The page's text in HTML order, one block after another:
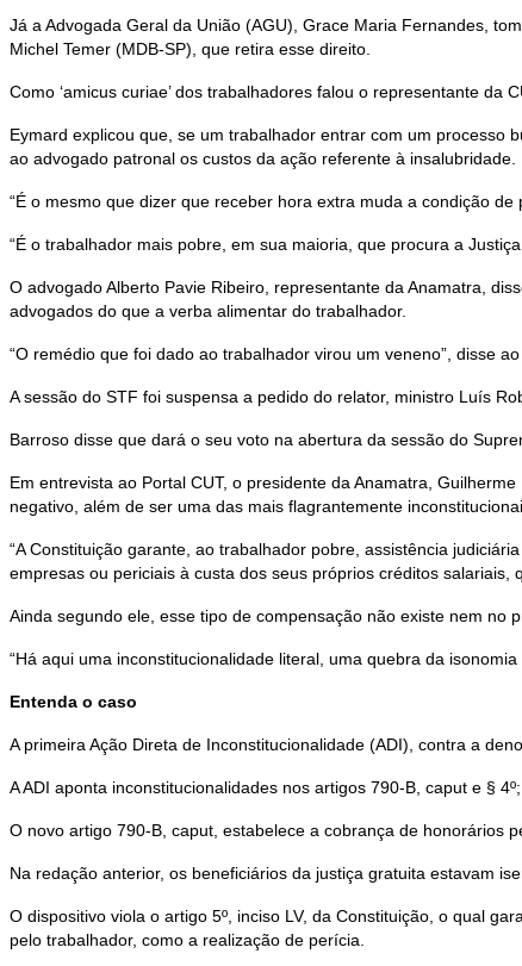
Já a Advogada Geral da União (AGU), Grace Maria Fernandes,
Michel Temer (MDB-SP), que retira esse direito.
Como ‘amicus curiae’ dos trabalhadores falou o representante
Eymard explicou que, se um trabalhador entrar com um processo
ao advogado patronal os custos da ação referente à insalubridade.
“É o mesmo que dizer que receber hora extra muda a condição
“É o trabalhador mais pobre, em sua maioria, que procura a
O advogado Alberto Pavie Ribeiro, representante da Anamatra,
advogados do que a verba alimentar do trabalhador.
“O remédio que foi dado ao trabalhador virou um veneno”, disse
A sessão do STF foi suspensa a pedido do relator, ministro Luís
Barroso disse que dará o seu voto na abertura da sessão do
Em entrevista ao Portal CUT, o presidente da Anamatra,
negativo, além de ser uma das mais flagrantemente
“A Constituição garante, ao trabalhador pobre, assistência
empresas ou periciais à custa dos seus próprios créditos salariais,
Ainda segundo ele, esse tipo de compensação não existe nem no
“Há aqui uma inconstitucionalidade literal, uma quebra da
Entenda o caso
A primeira Ação Direta de Inconstitucionalidade (ADI), contra a
A ADI aponta inconstitucionalidades nos artigos 790-B, caput e §
O novo artigo 790-B, caput, estabelece a cobrança de honorários
Na redação anterior, os beneficiários da justiça gratuita estavam
O dispositivo viola o artigo 5º, inciso LV, da Constituição, o qual
pelo trabalhador, como a realização de perícia.